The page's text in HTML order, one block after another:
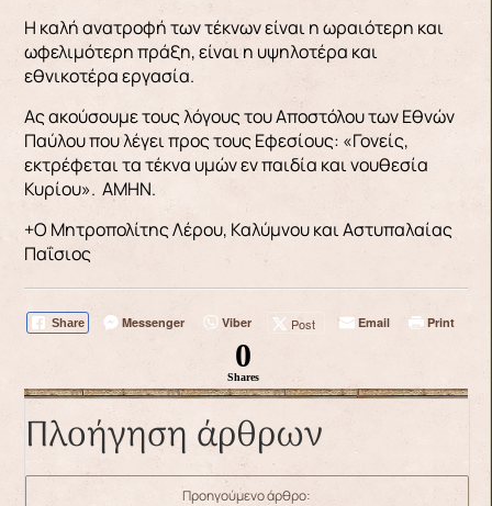
Η καλή ανατροφή των τέκνων είναι η ωραιότερη και
ωφελιμότερη πράξη, είναι η υψηλοτέρα και
εθνικοτέρα εργασία.
Ας ακούσουμε τους λόγους του Αποστόλου των Εθνών
Παύλου που λέγει προς τους Εφεσίους: «Γονείς,
εκτρέφεται τα τέκνα υμών εν παιδία και νουθεσία
Κυρίου». ΑΜΗΝ.
+Ο Μητροπολίτης Λέρου, Καλύμνου και Αστυπαλαίας
Παΐσιος
Share Messenger Viber Post Email Print
0
Shares
Πλοήγηση άρθρων
Προηγούμενο άρθρο: